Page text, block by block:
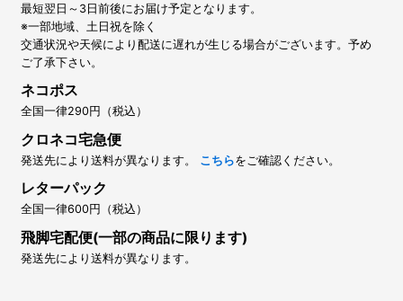
最短翌日～3日前後にお届け予定となります。
※一部地域、土日祝を除く
交通状況や天候により配送に遅れが生じる場合がございます。予め
ご了承下さい。
ネコポス
全国一律290円（税込）
クロネコ宅急便
発送先により送料が異なります。 こちらをご確認ください。
レターパック
全国一律600円（税込）
飛脚宅配便(一部の商品に限ります)
発送先により送料が異なります。